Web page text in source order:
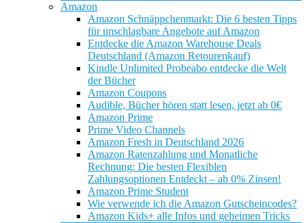
Amazon
Amazon Schnäppchenmarkt: Die 6 besten Tipps
für unschlagbare Angebote auf Amazon
Entdecke die Amazon Warehouse Deals
Deutschland (Amazon Retourenkauf)
Kindle Unlimited Probeabo entdecke die Welt
der Bücher
Amazon Coupons
Audible, Bücher hören statt lesen, jetzt ab 0€
Amazon Prime
Prime Video Channels
Amazon Fresh in Deutschland 2026
Amazon Ratenzahlung und Monatliche
Rechnung: Die besten Flexiblen
Zahlungsoptionen Entdeckt – ab 0% Zinsen!
Amazon Prime Student
Wie verwende ich die Amazon Gutscheincodes?
Amazon Kids+ alle Infos und geheimen Tricks